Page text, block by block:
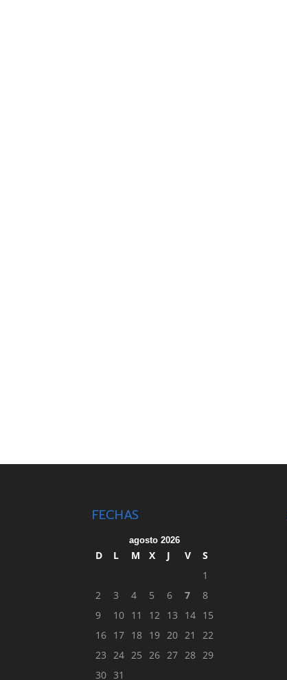
FECHAS
agosto 2026
D L M X J V
S
1
2
3 4 5 6 7
8
9
10 11 12 13 14 15
16 17 18 19 20 21
22
23
24 25 26 27 28 29
30 31